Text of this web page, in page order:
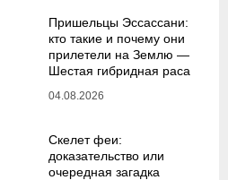
Пришельцы Эссассани:
кто такие и почему они
прилетели на Землю —
Шестая гибридная раса
04.08.2026
Скелет феи:
доказательство или
очередная загадка